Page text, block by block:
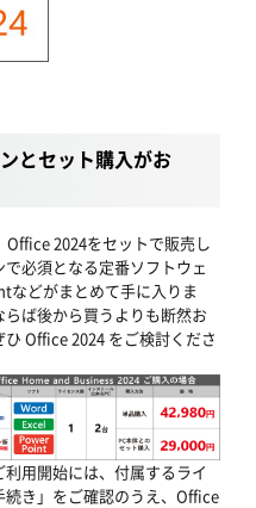
とセット購入がお
2024をセットで販売し
必須となる定番ソフトウェ
などがまとめて手に入りま
ば後から買うよりも断然お
Office 2024 をご検討くださ
用開始には、付属するライ
き」をご確認のうえ、Office